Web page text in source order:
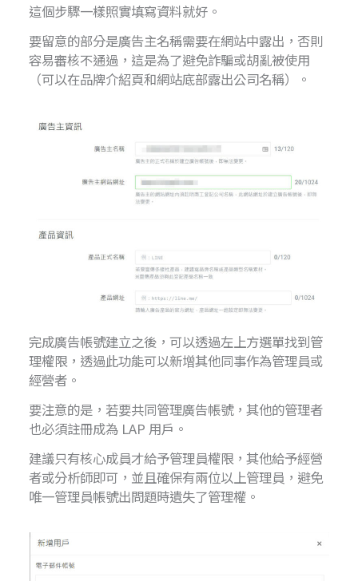
這個步驟一樣照實填寫資料就好。
要留意的部分是廣告主名稱需要在網站中露出，否則
容易審核不通過，這是為了避免詐騙或胡亂被使用
（可以在品牌介紹頁和網站底部露出公司名稱）。
完成廣告帳號建立之後，可以透過左上方選單找到管
理權限，透過此功能可以新增其他同事作為管理員或
經營者。
要注意的是，若要共同管理廣告帳號，其他的管理者
也必須註冊成為 LAP 用戶。
建議只有核心成員才給予管理員權限，其他給予經營
者或分析師即可，並且確保有兩位以上管理員，避免
唯一管理員帳號出問題時遺失了管理權。